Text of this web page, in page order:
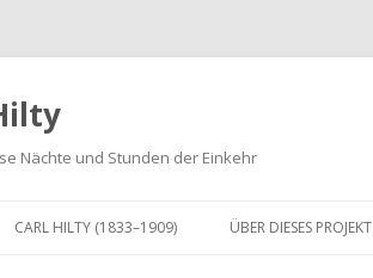
Nächte und Stunden der Einkehr
CARL HILTY (1833–1909) ÜBER DIESES PROJEKT